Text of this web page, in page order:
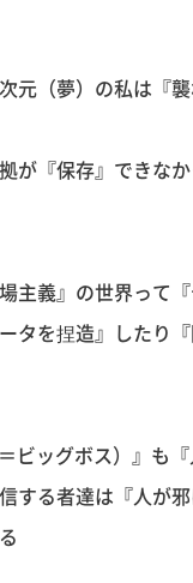
元（夢）の私は『襲
が『保存』できな
主義』の世界って
タを捏造』したり
ビッグボス）』も
する者達は『人が邪